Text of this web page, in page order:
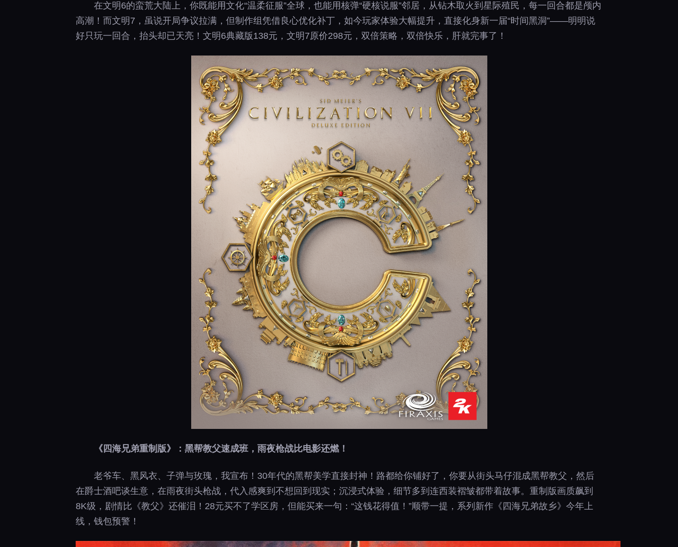
在文明6的蛮荒大陆上，你既能用文化“温柔征服”全球，也能用核弹“硬核说服”邻居，从钻木取火到星际殖民，每一回合都是颅内
高潮！而文明7，虽说开局争议拉满，但制作组凭借良心优化补丁，如今玩家体验大幅提升，直接化身新一届“时间黑洞”——明明说
好只玩一回合，抬头却已天亮！文明6典藏版138元，文明7原价298元，双倍策略，双倍快乐，肝就完事了！
《四海兄弟重制版》：黑帮教父速成班，雨夜枪战比电影还燃！
老爷车、黑风衣、子弹与玫瑰，我宣布！30年代的黑帮美学直接封神！路都给你铺好了，你要从街头马仔混成黑帮教父，然后
在爵士酒吧谈生意，在雨夜街头枪战，代入感爽到不想回到现实；沉浸式体验，细节多到连西装褶皱都带着故事。重制版画质飙到
8K级，剧情比《教父》还催泪！28元买不了学区房，但能买来一句：“这钱花得值！”顺带一提，系列新作《四海兄弟故乡》今年上
线，钱包预警！